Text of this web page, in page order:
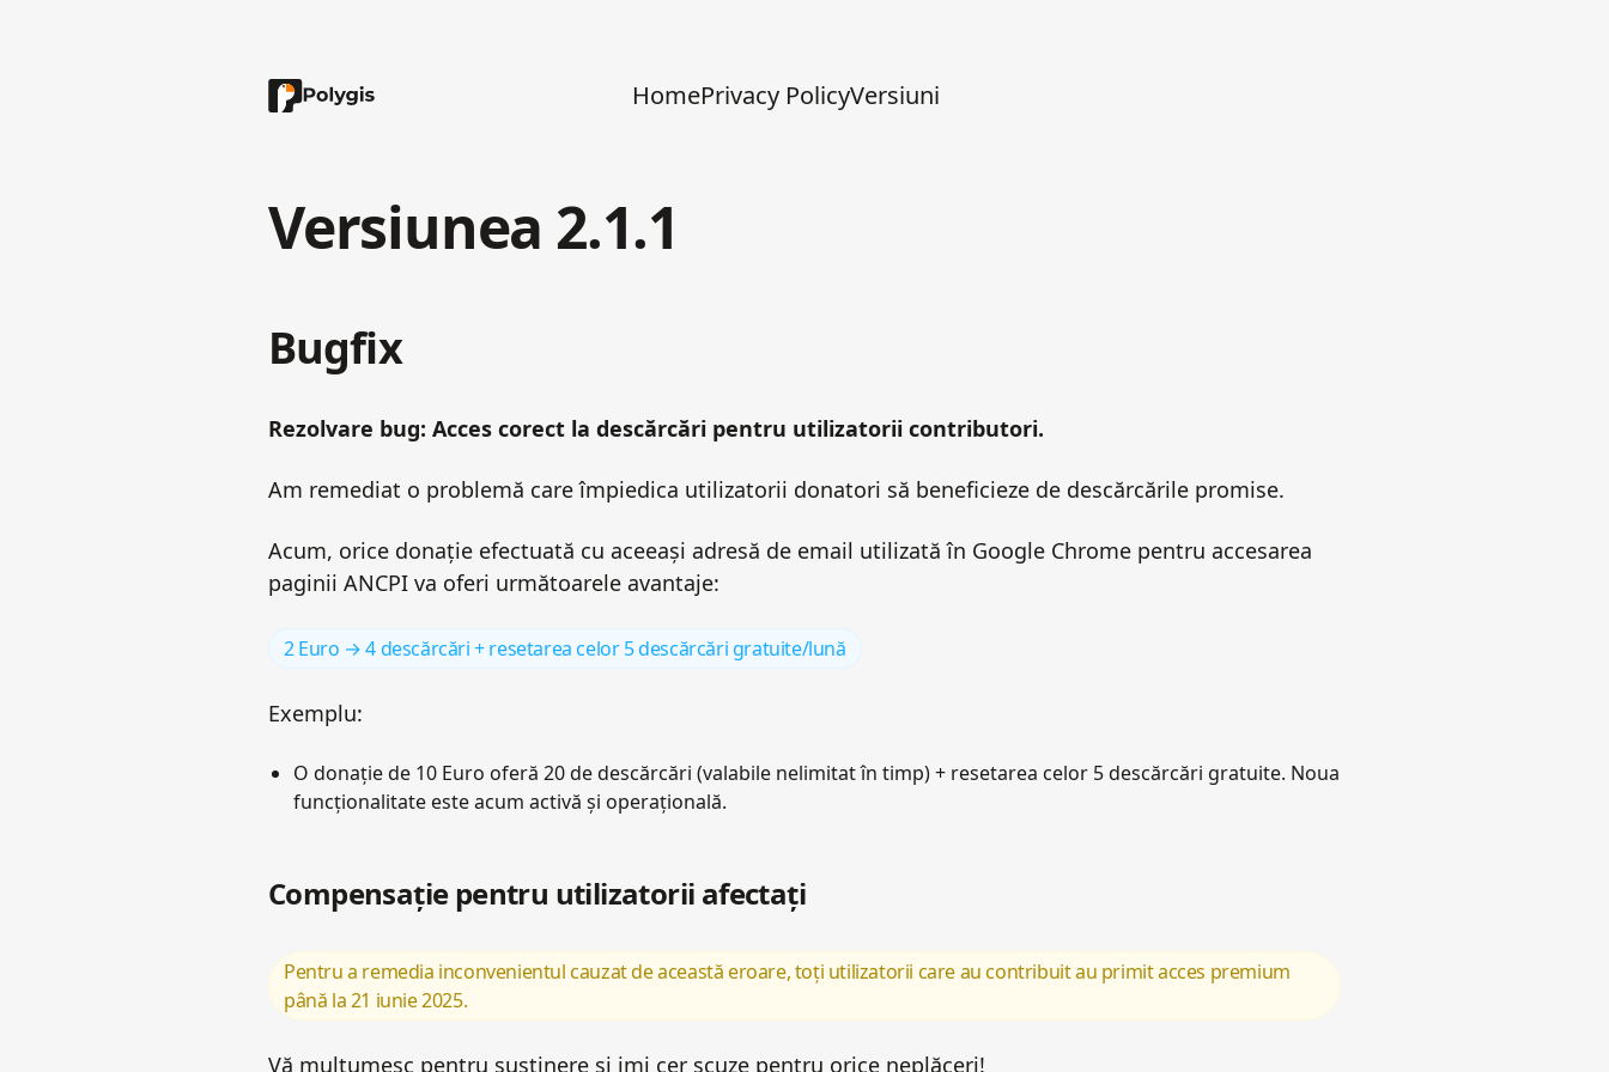
HomePrivacy PolicyVersiuni
Versiunea 2.1.1
Bugfix
Rezolvare bug: Acces corect la descărcări pentru utilizatorii contributori.
Am remediat o problemă care împiedica utilizatorii donatori să beneficieze de descărcările promise.
Acum, orice donație efectuată cu aceeași adresă de email utilizată în Google Chrome pentru accesarea
paginii ANCPI va oferi următoarele avantaje:
2 Euro → 4 descărcări + resetarea celor 5 descărcări gratuite/lună
Exemplu:
O donație de 10 Euro oferă 20 de descărcări (valabile nelimitat în timp) + resetarea celor 5 descărcări gratuite. Noua
funcționalitate este acum activă și operațională.
Compensație pentru utilizatorii afectați
Pentru a remedia inconvenientul cauzat de această eroare, toți utilizatorii care au contribuit au primit acces premium
până la 21 iunie 2025.
Vă mulțumesc pentru susținere și imi cer scuze pentru orice neplăceri!